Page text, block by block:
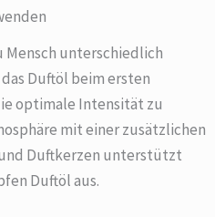
Mensch unterschiedlich
Duftöl beim ersten
optimale Intensität zu
mit einer zusätzlichen
Duftkerzen unterstützt
Duftöl aus.